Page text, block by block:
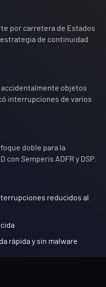
por carretera de Estados
de continuidad
accidentalmente objetos
interrupciones de varios
doble para la
Semperis ADFR y DSP.
reducidos al
rápida y sin malware